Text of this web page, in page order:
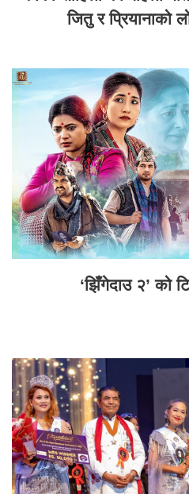
जितु र प्रियानाको
‘झिँगेदाउ २’ को